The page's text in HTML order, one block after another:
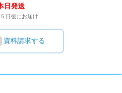
日発送
日後にお届け
資料請求する